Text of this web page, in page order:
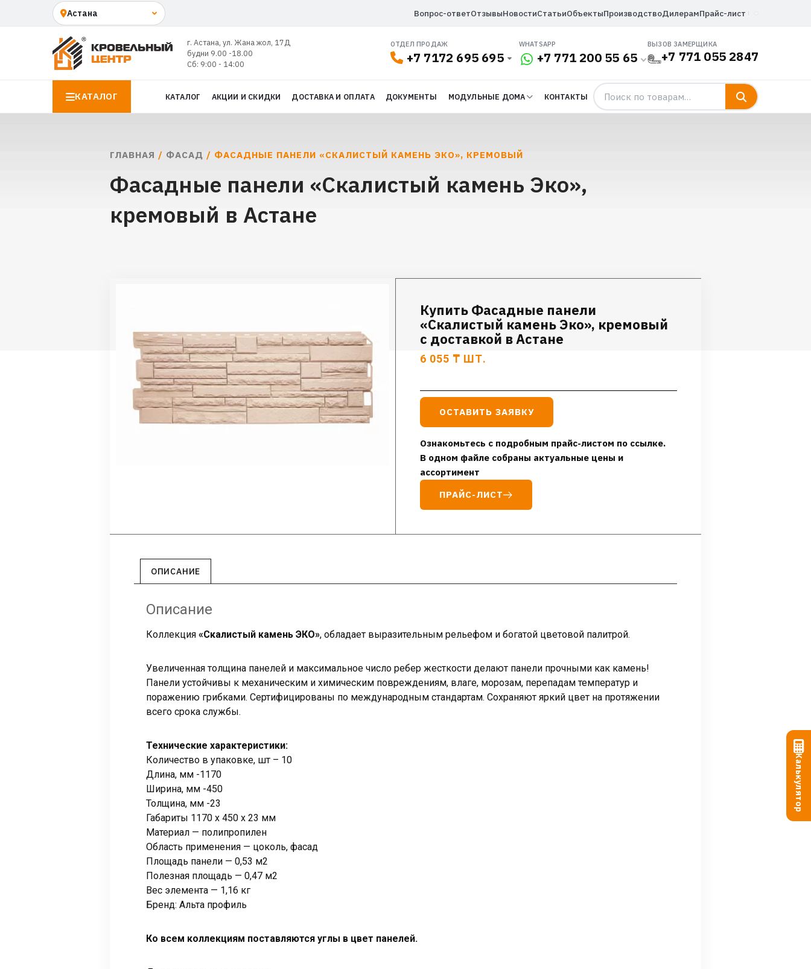
Вопрос-ответОтзывыНовостиСтатьиОбъектыПроизводствоДилерамПрайс-лист
г. Астана, ул. Жана жол, 17Д
будни 9.00 -18.00
Сб: 9:00 - 14:00
ОТДЕЛ ПРОДАЖ
+7 7172 695 695
WHATSAPP
+7 771 200 55 65
ВЫЗОВ ЗАМЕРЩИКА
+7 771 055 2847
КАТАЛОГ КАТАЛОГ АКЦИИ И СКИДКИ ДОСТАВКА И ОПЛАТА ДОКУМЕНТЫ МОДУЛЬНЫЕ ДОМА КОНТАКТЫ
ГЛАВНАЯ / ФАСАД / ФАСАДНЫЕ ПАНЕЛИ «СКАЛИСТЫЙ КАМЕНЬ ЭКО», КРЕМОВЫЙ
Фасадные панели «Скалистый камень Эко»,
кремовый в Астане
Купить Фасадные панели
«Скалистый камень Эко», кремовый
с доставкой в Астане
6 055 ₸ ШТ.
ОСТАВИТЬ ЗАЯВКУ
Ознакомьтесь с подробным прайс-листом по ссылке.
В одном файле собраны актуальные цены и
ассортимент
ПРАЙС-ЛИСТ
ОПИСАНИЕ
Описание
Коллекция «Скалистый камень ЭКО», обладает выразительным рельефом и богатой цветовой палитрой.
Увеличенная толщина панелей и максимальное число ребер жесткости делают панели прочными как камень!
Панели устойчивы к механическим и химическим повреждениям, влаге, морозам, перепадам температур и
поражению грибками. Сертифицированы по международным стандартам. Сохраняют яркий цвет на протяжении
всего срока службы.
Технические характеристики:
Количество в упаковке, шт – 10
Длина, мм -1170
Ширина, мм -450
Толщина, мм -23
Габариты 1170 x 450 x 23 мм
Материал — полипропилен
Область применения — цоколь, фасад
Площадь панели — 0,53 м2
Полезная площадь — 0,47 м2
Вес элемента — 1,16 кг
Бренд: Альта профиль
Ко всем коллекциям поставляются углы в цвет панелей.
Калькулятор